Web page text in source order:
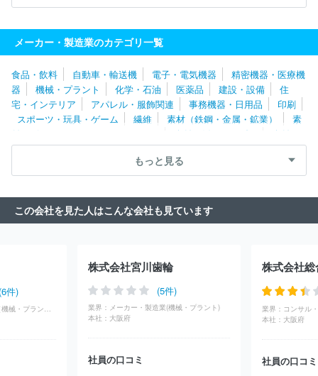
トヨタ自動車株式会社
サカイサイクル株式会社
株式会社エフ・
シー・シー
ＮＳＫワーナー株式会社
日本トレクス株式会社
株式会社アドヴィックス
パナソニックサ
イクルテック株式会社
山清工業株式会社
フジオーゼックス株式
会社
トヨタ紡織株式会社 トヨタ車体株式会社
アイシン化工株
式会社
株式会社松永製作所
ヤマハモーターエレクトロニクス株
ジヤトコ株式会社
スズキ株式会社
日本車輌製造株式会社
株式会社豊田自動織機
豊田合成株式会社
株式会社アイシン
ダイハツ工業株式会社
株式会社東海理化電機製作所
しげる工業株式会社
トヨタ自動車
株式会社ミツバ 株式会社エフテック
株式会社エ
イチワン
トヨタ自動車北海道株式会社 株式会社ショーワ
マレ
リ株式会社
オートリブ株式会社 株式会社ＮＩＴＴＡＮ
社ミクニ
日産自動車株式会社 株式会社ＩＨＩ原動機
三菱自動
オモビオ株式会社
日立交通テクノロジー株式
メーカー・製造業のカテゴリ一覧
食品・飲料 自動車・輸送機 電子・電気機器
精密機器・医療機
器
機械・プラント 化学・石油 医薬品 建設・設備
住
宅・インテリア
アパレル・服飾関連 事務機器・日用品
印刷
スポーツ・玩具・ゲーム
繊維 素材（鉄鋼・金属・鉱業）
素
材（ゴム・ガラス・セラミックス）
素材（紙・パルプ）
素材
（その他）
農林・水産 たばこ・飼料 その他
もっと見る
この会社を見た人はこんな会社も見ています
件)
商社・卸(専門商社（機械・プラント）)
株式会社宮川歯輪
(5件)
業界： メーカー・製造業(機械・プラント)
本社： 大阪府
社員の口コミ
株式会社
業界：
本社： 大阪府
社員の口コミ